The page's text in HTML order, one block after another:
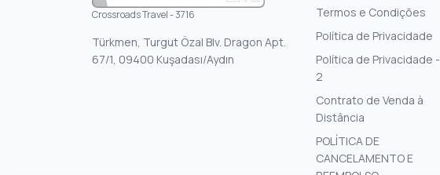
Crossroads Travel - 3716
Türkmen, Turgut Özal Blv. Dragon Apt.
67/1, 09400 Kuşadası/Aydın
Termos e Condições
Política de Privacidade
Política de Privacidade -
2
Contrato de Venda à
Distância
POLÍTICA DE
CANCELAMENTO E